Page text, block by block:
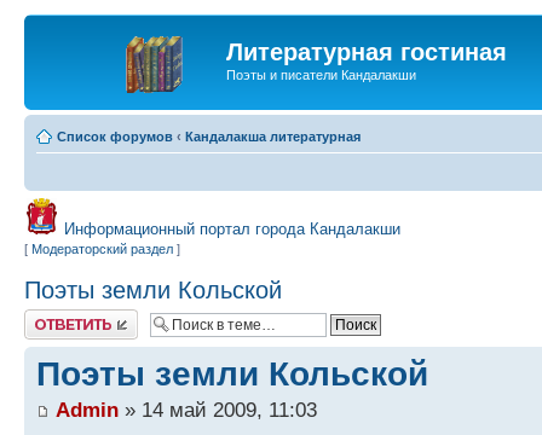
Литературная гостиная
Поэты и писатели Кандалакши
Список форумов ‹ Кандалакша литературная
Информационный портал города Кандалакши
[ Модераторский раздел ]
Поэты земли Кольской
Ответить
Поэты земли Кольской
Admin » 14 май 2009, 11:03